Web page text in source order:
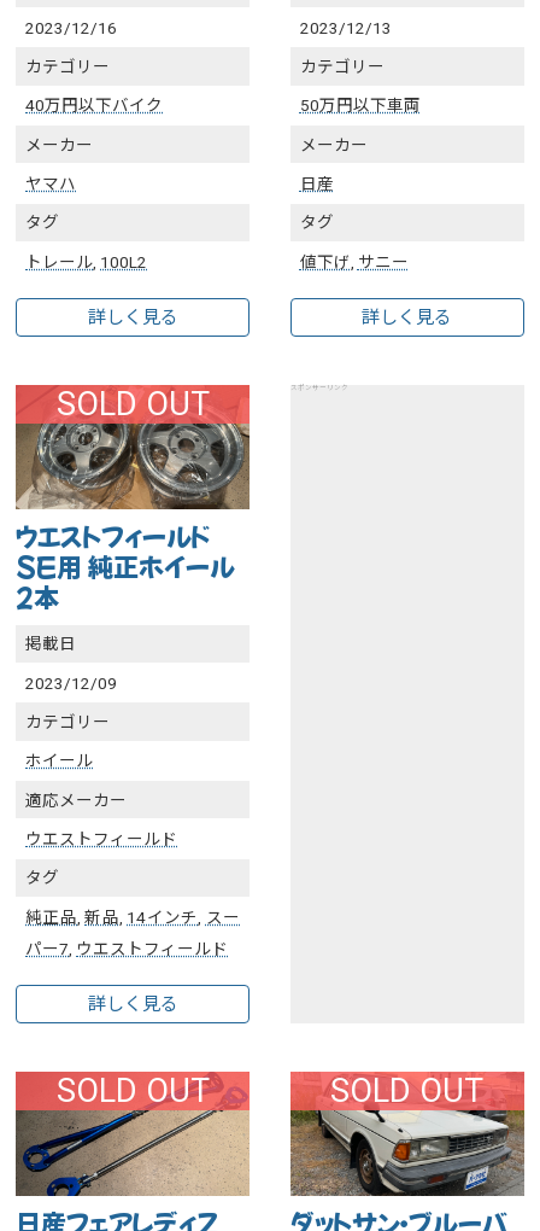
2023/12/16
カテゴリー
40万円以下バイク
メーカー
ヤマハ
タグ
トレール 100L2
詳しく見る
2023/12/13
カテゴリー
50万円以下車両
メーカー
日産
タグ
値下げ サニー
詳しく見る
SOLD OUT
ウエストフィールド
SE用 純正ホイール
2本
掲載日
2023/12/09
カテゴリー
ホイール
適応メーカー
ウエストフィールド
タグ
純正品 ,新品 14インチ
スー
パー7 ウエストフィールド
詳しく見る
スポンサーリンク
SOLD OUT
日産フェアレディZ
SOLD OUT
ダットサン・ブルーバ